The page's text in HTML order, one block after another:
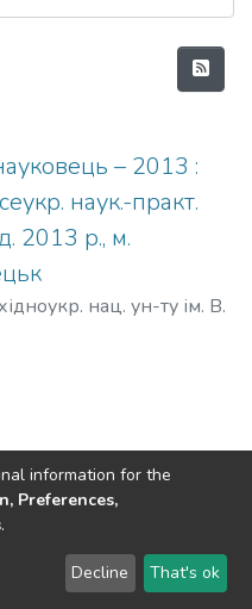
– 2013 :
наук.-практ.
2013 р., м.
нац. ун-ту ім. В.
National University
LYRASIS
Send Feedback
information for the
Preferences,
.
Decline That's ok